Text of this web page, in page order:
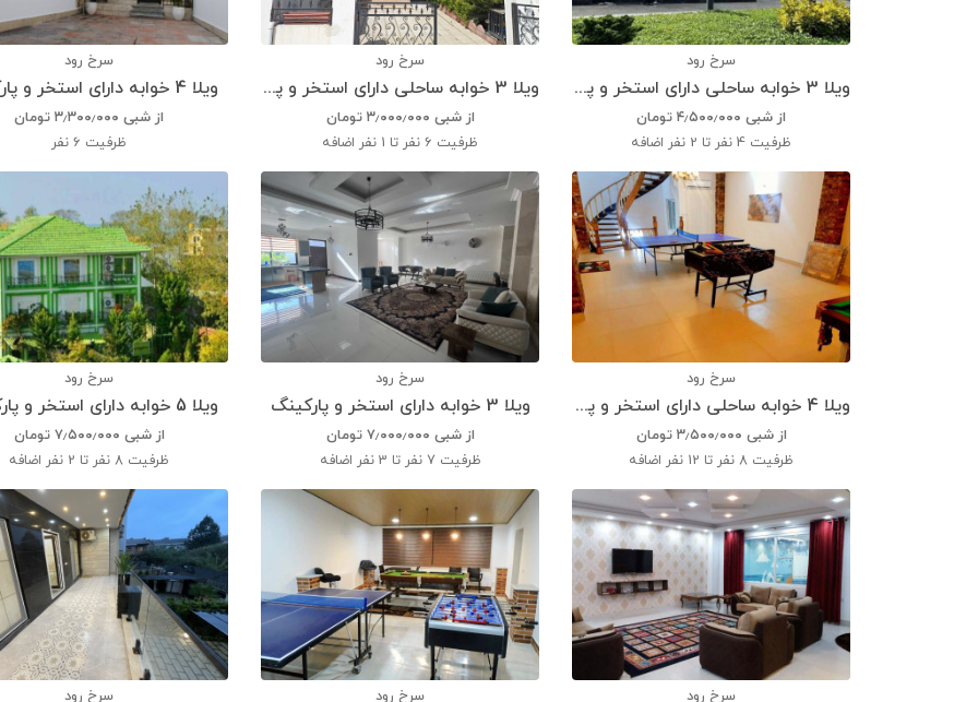
سرخ رود
ویلا 3 خوابه ساحلی دارای استخر و پارکینگ
از شبی ۴٫۵۰۰٫۰۰۰ تومان
ظرفیت 4 نفر تا 2 نفر اضافه
سرخ رود
ویلا 3 خوابه ساحلی دارای استخر و پارکینگ
از شبی ۳٫۰۰۰٫۰۰۰ تومان
ظرفیت 6 نفر تا 1 نفر اضافه
سرخ رود
ویلا 4 خوابه دارای استخر و پارکینگ
از شبی ۳٫۳۰۰٫۰۰۰ تومان
ظرفیت 6 نفر
سرخ رود
ویلا 4 خوابه ساحلی دارای استخر و پارکینگ
از شبی ۳٫۵۰۰٫۰۰۰ تومان
ظرفیت 8 نفر تا 12 نفر اضافه
سرخ رود
ویلا 3 خوابه دارای استخر و پارکینگ
از شبی ۷٫۰۰۰٫۰۰۰ تومان
ظرفیت 7 نفر تا 3 نفر اضافه
سرخ رود
ویلا 5 خوابه دارای استخر و پارکینگ
از شبی ۷٫۵۰۰٫۰۰۰ تومان
ظرفیت 8 نفر تا 2 نفر اضافه
سرخ رود سرخ رود سرخ رود